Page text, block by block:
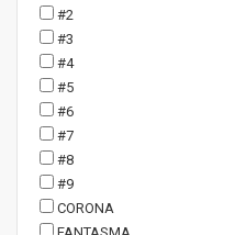
#2
#3
#4
#5
#6
#7
#8
#9
CORONA